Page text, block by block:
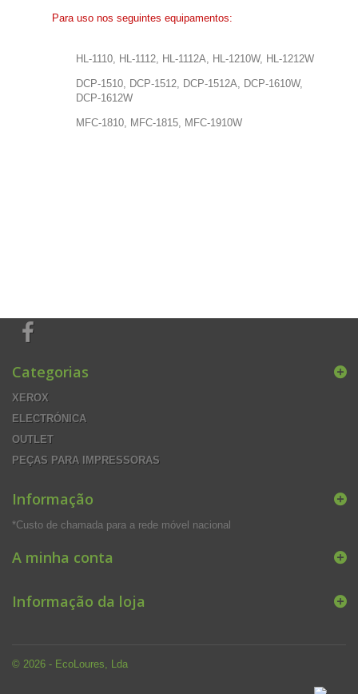
Para uso nos seguintes equipamentos:
HL-1110, HL-1112, HL-1112A, HL-1210W, HL-1212W
DCP-1510, DCP-1512, DCP-1512A, DCP-1610W,
DCP-1612W
MFC-1810, MFC-1815, MFC-1910W
Categorias
XEROX
ELECTRÓNICA
OUTLET
PEÇAS PARA IMPRESSORAS
Informação
*Custo de chamada para a rede móvel nacional
© 2026 - EcoLoures, Lda
A minha conta
Informação da loja